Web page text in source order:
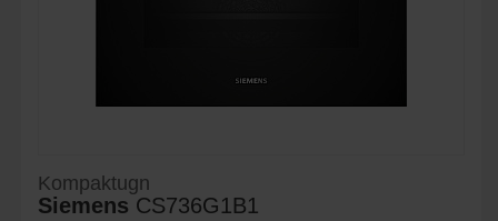
Kompaktugn
Siemens CS736G1B1